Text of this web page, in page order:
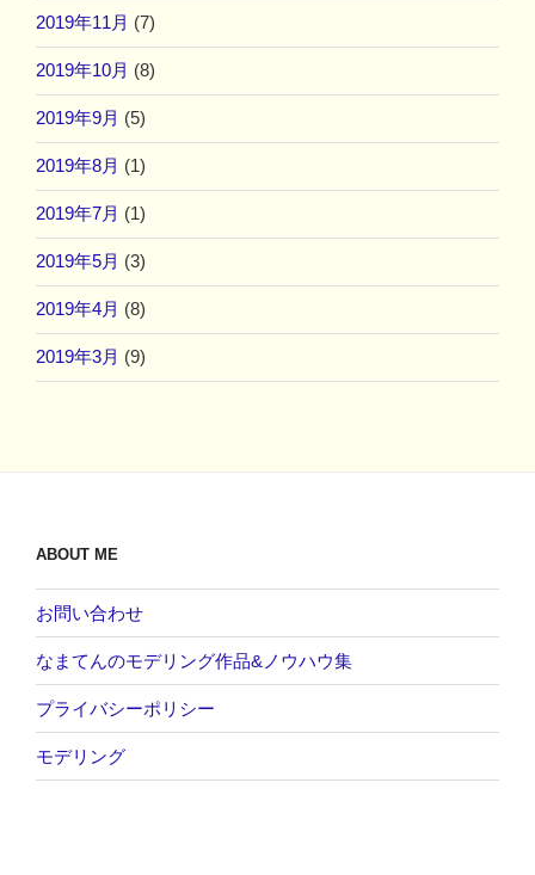
2019年11月 (7)
2019年10月 (8)
2019年9月 (5)
2019年8月 (1)
2019年7月 (1)
2019年5月 (3)
2019年4月 (8)
2019年3月 (9)
ABOUT ME
お問い合わせ
なまてんのモデリング作品&ノウハウ集
プライバシーポリシー
モデリング